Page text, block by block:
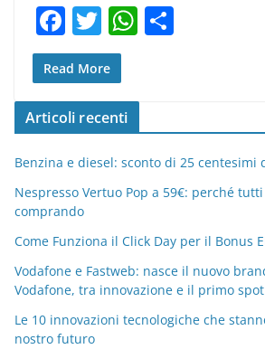
F
a
c
e
b
o
o
k
T
w
itt
er
W
s
A
p
p
vi
di
Read More
Articoli recenti
Benzina e diesel: sconto di 25 centesimi
Nespresso Vertuo Pop a 59€: perché
comprando
Come Funziona il Click Day per il Bonus
Vodafone e Fastweb: nasce il nuovo
Vodafone, tra innovazione e il primo
Le 10 innovazioni tecnologiche che
nostro futuro